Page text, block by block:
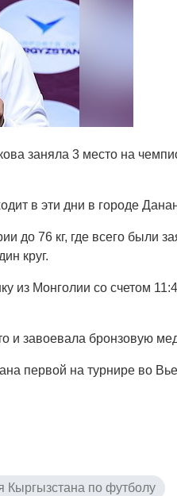
заняла 3 место на
в эти дни в городе
до 76 кг, где всего были
круг.
из Монголии со счетом
и завоевала бронзовую
первой на турнире во
Кыргызстана по футболу